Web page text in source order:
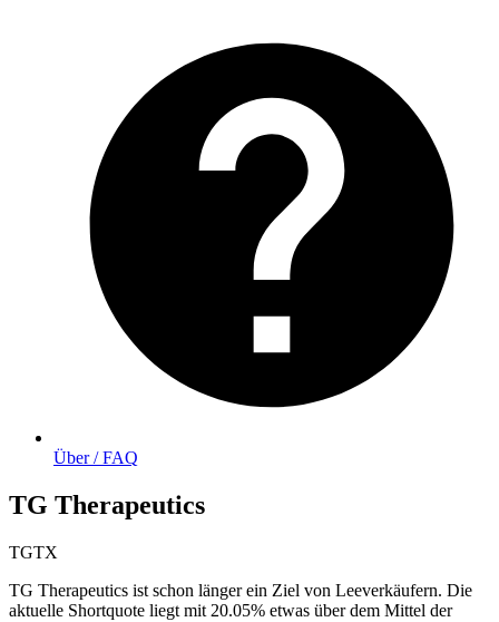
Über / FAQ
TG Therapeutics
TGTX
TG Therapeutics ist schon länger ein Ziel von Leeverkäufern. Die
aktuelle Shortquote liegt mit 20.05% etwas über dem Mittel der